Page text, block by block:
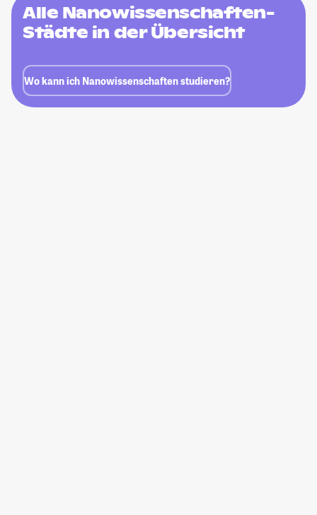
Alle Nanowissenschaften-
Städte in der Übersicht
Wo kann ich Nanowissenschaften studieren?